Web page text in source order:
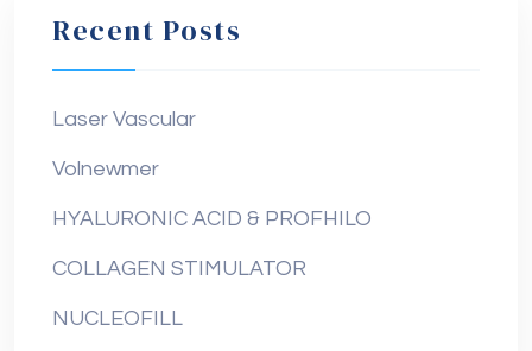
Recent Posts
Laser Vascular
Volnewmer
HYALURONIC ACID & PROFHILO
COLLAGEN STIMULATOR
NUCLEOFILL